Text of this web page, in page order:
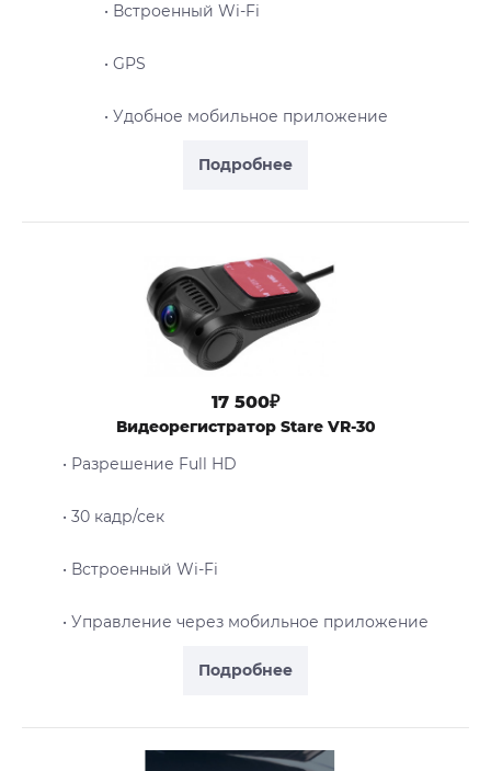
Подробнее
• Встроенный Wi-Fi
• GPS
• Удобное мобильное приложение
Подробнее
17 500₽
Видеорегистратор Stare VR-30
• Разрешение Full HD
• 30 кадр/сек
• Встроенный Wi-Fi
• Управление через мобильное приложение